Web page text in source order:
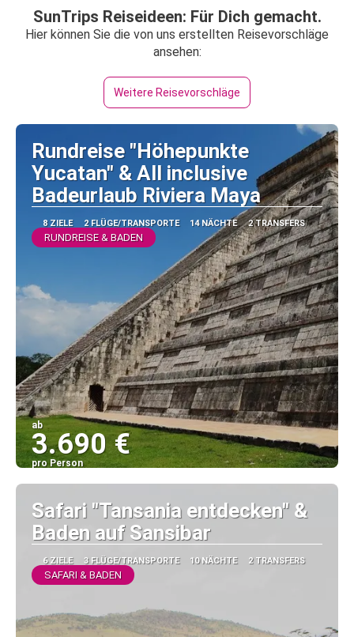
SunTrips Reiseideen: Für Dich gemacht.
Hier können Sie die von uns erstellten Reisevorschläge
ansehen:
Weitere Reisevorschläge
Rundreise "Höhepunkte
Yucatan" & All inclusive
Badeurlaub Riviera Maya
8 ZIELE 2 FLÜGE/TRANSPORTE 14 NÄCHTE 2 TRANSFERS
RUNDREISE & BADEN
ab
3.690 €
pro Person
Sehen
Safari "Tansania entdecken" &
Baden auf Sansibar
6 ZIELE 3 FLÜGE/TRANSPORTE 10 NÄCHTE 2 TRANSFERS
SAFARI & BADEN